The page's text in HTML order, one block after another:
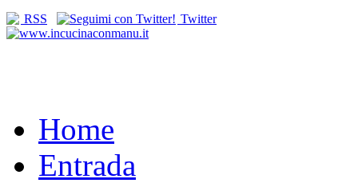
RSS
Twitter
Home
Entrada